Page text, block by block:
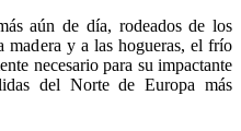
aún de día, rodeados de los
madera y a las hogueras, el frío
necesario para su impactante
del Norte de Europa más